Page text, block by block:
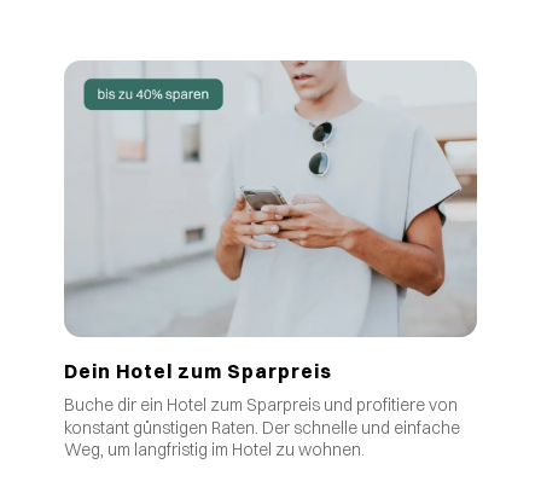
Dein Hotel zum Sparpreis
Buche dir ein Hotel zum Sparpreis und profitiere von
konstant günstigen Raten Der schnelle und einfache
Weg, um langfristig im Hotel zu wohnen.